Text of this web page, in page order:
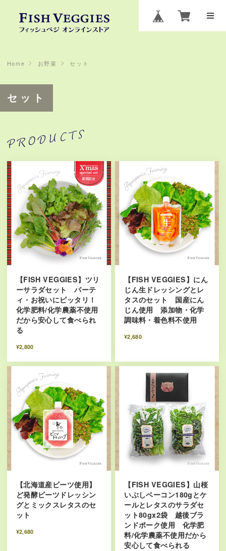
Home お野菜 セット
セット
【FISH VEGGIES】ツリ
ーサラダセット パーテ
ィ・お祝いにピッタリ！
化学肥料/化学農薬不使用
だから安心して食べられ
る
¥2,800
【FISH VEGGIES】にん
じん生ドレッシングとレ
タスのセット 国産にん
じん使用 添加物・化学
調味料・着色料不使用
¥2,680
【北海道産ビーツ使用】
ど発酵ビーツドレッシン
グとミックスレタスのセ
ット
¥2,680
【FISH VEGGIES】山桜
いぶしベーコン180gとケ
ールとレタスのサラダセ
ット80gx2袋 越後ブラ
ンドポーク使用 化学肥
料/化学農薬不使用だから
安心して食べられる